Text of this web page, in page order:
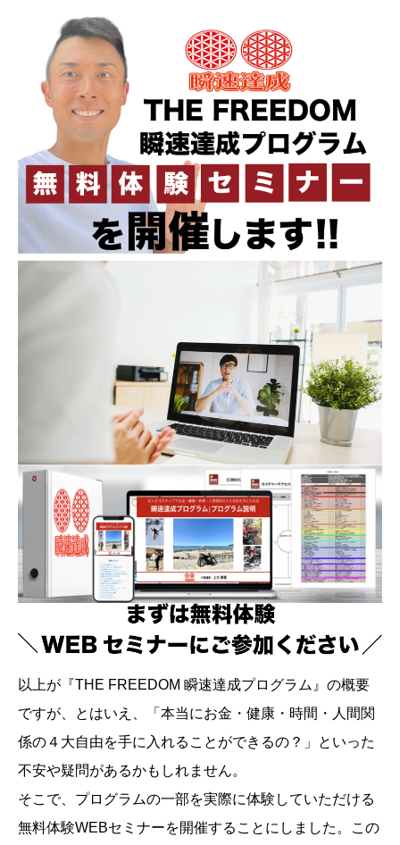
以上が『THE FREEDOM 瞬速達成プログラム』の概要
ですが、とはいえ、「本当にお金・健康・時間・人間関
係の４大自由を手に入れることができるの？」といった
不安や疑問があるかもしれません。
そこで、プログラムの一部を実際に体験していただける
無料体験WEBセミナーを開催することにしました。この